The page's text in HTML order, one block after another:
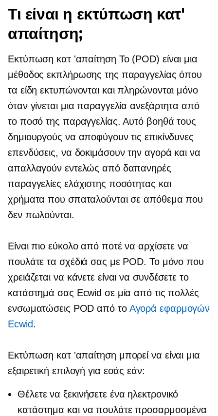
Τι είναι η εκτύπωση κατ'
απαίτηση;
Εκτύπωση κατ 'απαίτηση Το (POD) είναι μια
μέθοδος εκπλήρωσης της παραγγελίας όπου
τα είδη εκτυπώνονται και πληρώνονται μόνο
όταν γίνεται μια παραγγελία ανεξάρτητα από
το ποσό της παραγγελίας. Αυτό βοηθά τους
δημιουργούς να αποφύγουν τις επικίνδυνες
επενδύσεις, να δοκιμάσουν την αγορά και να
απαλλαγούν εντελώς από δαπανηρές
παραγγελίες ελάχιστης ποσότητας και
χρήματα που σπαταλούνται σε απόθεμα που
δεν πωλούνται.
Είναι πιο εύκολο από ποτέ να αρχίσετε να
πουλάτε τα σχέδιά σας με POD. Το μόνο που
χρειάζεται να κάνετε είναι να συνδέσετε το
κατάστημά σας Ecwid σε μία από τις πολλές
ενσωματώσεις POD από τοΑγορά εφαρμογών
Ecwid.
Εκτύπωση κατ 'απαίτηση μπορεί να είναι μια
εξαιρετική επιλογή για εσάς εάν:
Θέλετε να ξεκινήσετε ένα ηλεκτρονικό
κατάστημα και να πουλάτε προσαρμοσμένα